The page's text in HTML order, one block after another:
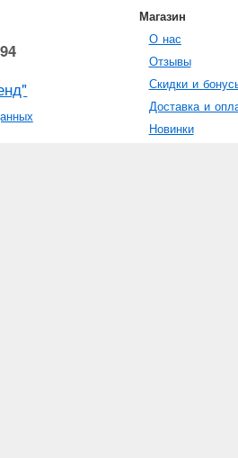
Магазин
О нас
Отзывы
Скидки и
Доставка и
Новинки